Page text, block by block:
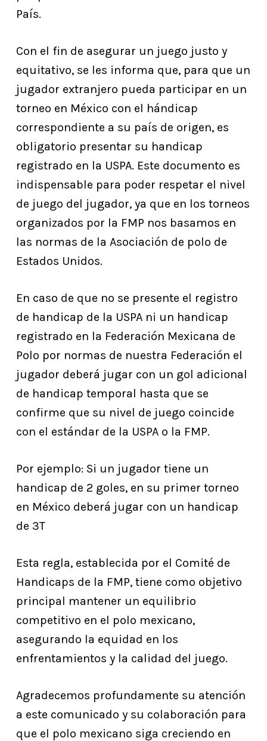
País.
Con el fin de asegurar un juego justo y
equitativo, se les informa que, para que un
jugador extranjero pueda participar en un
torneo en México con el hándicap
correspondiente a su país de origen, es
obligatorio presentar su handicap
registrado en la USPA. Este documento es
indispensable para poder respetar el nivel
de juego del jugador, ya que en los torneos
organizados por la FMP nos basamos en
las normas de la Asociación de polo de
Estados Unidos.
En caso de que no se presente el registro
de handicap de la USPA ni un handicap
registrado en la Federación Mexicana de
Polo por normas de nuestra Federación el
jugador deberá jugar con un gol adicional
de handicap temporal hasta que se
confirme que su nivel de juego coincide
con el estándar de la USPA o la FMP.
Por ejemplo: Si un jugador tiene un
handicap de 2 goles, en su primer torneo
en México deberá jugar con un handicap
de 3T
Esta regla, establecida por el Comité de
Handicaps de la FMP, tiene como objetivo
principal mantener un equilibrio
competitivo en el polo mexicano,
asegurando la equidad en los
enfrentamientos y la calidad del juego.
Agradecemos profundamente su atención
a este comunicado y su colaboración para
que el polo mexicano siga creciendo en